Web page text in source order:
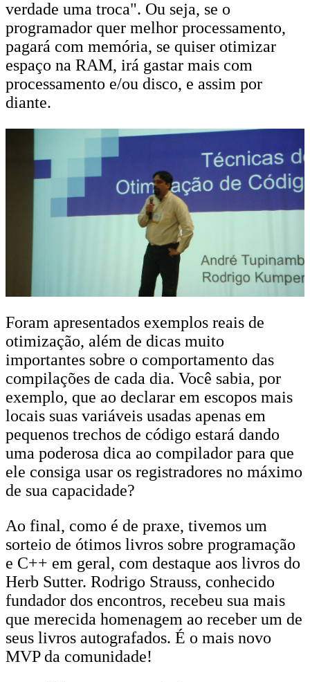
verdade uma troca". Ou seja, se o
programador quer melhor processamento,
pagará com memória, se quiser otimizar
espaço na RAM, irá gastar mais com
processamento e/ou disco, e assim por
diante.
Foram apresentados exemplos reais de
otimização, além de dicas muito
importantes sobre o comportamento das
compilações de cada dia. Você sabia, por
exemplo, que ao declarar em escopos mais
locais suas variáveis usadas apenas em
pequenos trechos de código estará dando
uma poderosa dica ao compilador para que
ele consiga usar os registradores no máximo
de sua capacidade?
Ao final, como é de praxe, tivemos um
sorteio de ótimos livros sobre programação
e C++ em geral, com destaque aos livros do
Herb Sutter. Rodrigo Strauss, conhecido
fundador dos encontros, recebeu sua mais
que merecida homenagem ao receber um de
seus livros autografados. É o mais novo
MVP da comunidade!